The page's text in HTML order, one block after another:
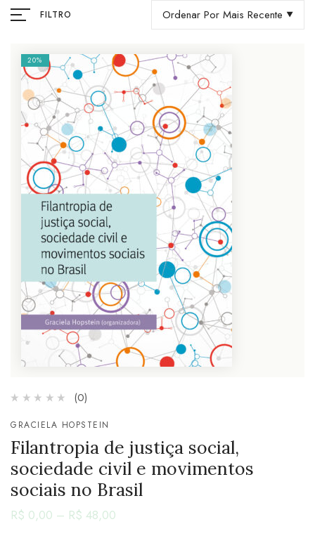
FILTRO Ordenar Por Mais Recente
20%
(0)
GRACIELA HOPSTEIN
Filantropia de justiça social,
sociedade civil e movimentos
sociais no Brasil
R$ 0,00 – R$ 48,00